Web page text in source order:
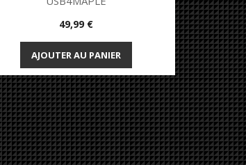
Aperçu rapide
Prix
49,99 €
AJOUTER AU PANIER
